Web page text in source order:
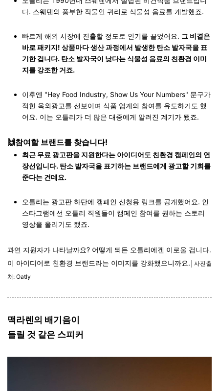
다. 스웨덴의 풍부한 작물인 귀리로 식물성 음료를 개발했죠.
빠르게 해외 시장에 진출할 정도로 인기를 끌었어요. 그 비결은
바로 패키지! 상품마다 생산 과정에서 발생한 탄소 발자국을 표
기한 겁니다. 탄소 발자국이 낮다는 식물성 음료의 친환경 이미
지를 강조한 거죠.
이후엔 "Hey Food Industry, Show Us Your Numbers" 문구가
적힌 옥외광고를 선보이며 식품 업계의 참여를 유도하기도 했
어요. 이는 오틀리가 더 많은 대중에게 알려진 계기가 됐죠.
🙌참여할 브랜드를 찾습니다!
최근 무료 광고판을 지원한다는 아이디어도 친환경 캠페인의 연
장선입니다. 탄소 발자국을 표기하는 브랜드에게 광고할 기회를
준다는 건데요.
오틀리는 광고판 하단에 캠페인 신청용 링크를 공개했어요. 인
스타그램에선 오틀리 직원들이 캠페인 참여를 권하는 스토리
영상을 올리기도 했죠.
과연 지원자가 나타날까요? 어떻게 되든 오틀리에겐 이로울 겁니다.
이 아이디어로 친환경 브랜드라는 이미지를 강화했으니까요. │사진출
처: Oatly
맥라렌의 배기음이
들릴 것 같은 스피커